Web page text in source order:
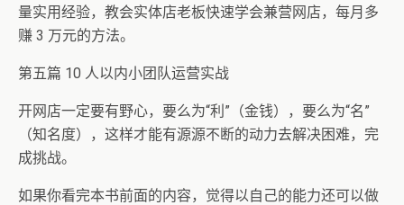
量实用经验，教会实体店老板快速学会兼营网店，每月多
赚 3 万元的方法。
第五篇 10 人以内小团队运营实战
开网店一定要有野心，要么为“利”（金钱），要么为“名”
（知名度），这样才能有源源不断的动力去解决困难，完
成挑战。
如果你看完本书前面的内容，觉得以自己的能力还可以做